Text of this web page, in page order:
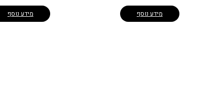
מידע נוסף
היה:
750.00 ₪.
מידע נוסף